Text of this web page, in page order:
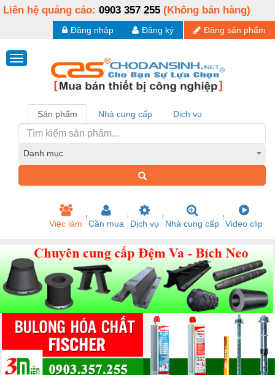
Liên hệ quảng cáo: 0903 357 255 (Không bán hàng)
Đăng sản phẩm
Đăng ký
Đăng nhập
Sản phẩm Nhà cung cấp Dịch vụ
Danh mục
Việc làm Cần mua Dịch vụ Nhà cung cấp Video clip